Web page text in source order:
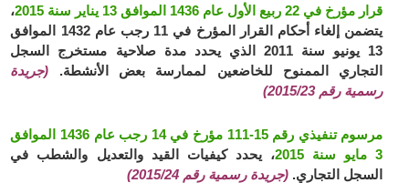
قرار مؤرخ في 22 ربيع الأول عام 1436 الموافق 13 يناير سنة 2015
،
يتضمن إلغاء أحكام القرار المؤرخ في 11 رجب عام 1432 الموافق
13 يونيو سنة 2011 الذي يحدد مدة صلاحية مستخرج السجل
التجاري الممنوح للخاضعين لممارسة بعض الأنشطة. (جريدة
رسمية رقم 2015/23)
مرسوم تنفيذي رقم 15-111 مؤرخ في 14 رجب عام 1436 الموافق
3 مايو سنة 2015
، يحدد كيفيات القيد والتعديل والشطب في
السجل التجاري. (جريدة رسمية رقم 2015/24)